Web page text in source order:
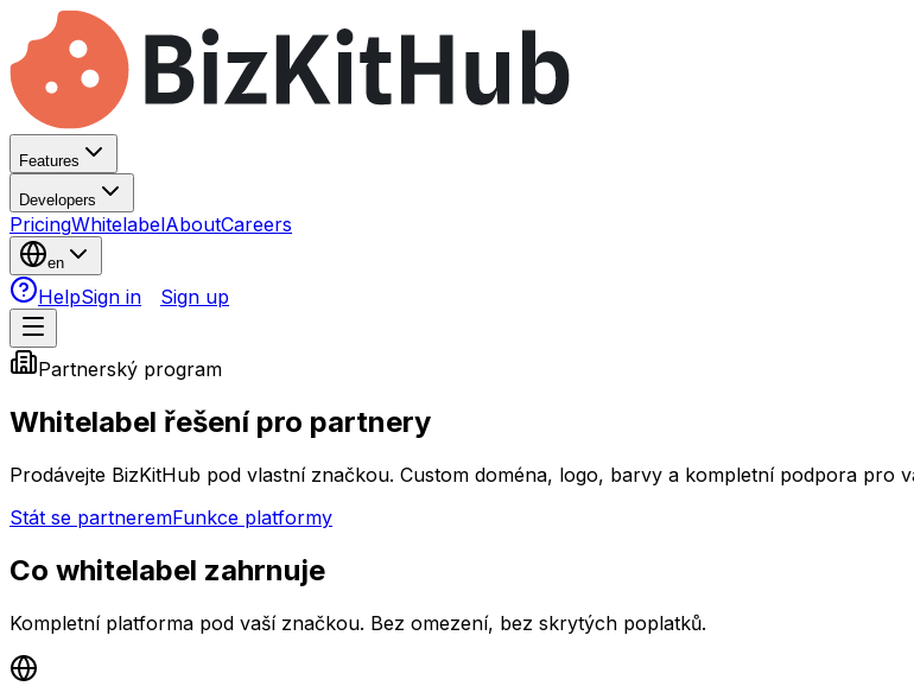
Features
Developers
PricingWhitelabelAboutCareers
en
HelpSign in Sign up
Partnerský program
Whitelabel řešení pro partnery
Prodávejte BizKitHub pod vlastní značkou. Custom doména, logo, barvy a kompletní podpora pro
Stát se partneremFunkce platformy
Co whitelabel zahrnuje
Kompletní platforma pod vaší značkou. Bez omezení, bez skrytých poplatků.